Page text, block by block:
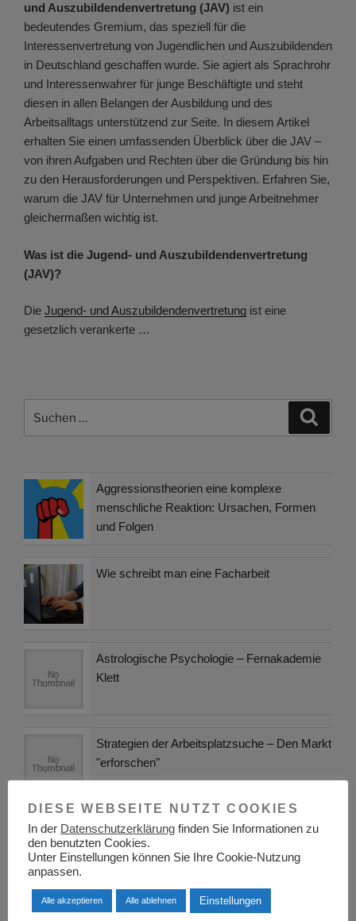
und Auszubildendenvertretung (JAV) ist ein
bedeutendes Gremium, das speziell für die
Interessenvertretung von Jugendlichen und Auszubildenden
in Deutschland geschaffen wurde. Sie agiert als Sprachrohr
und Interessenwahrer für junge Beschäftigte und steht
diesen in allen Belangen der Ausbildung und des
Arbeitsalltags unterstützend zur Seite. In diesem Artikel
erhalten Sie einen umfassenden Überblick über die JAV –
von ihren Aufgaben und Rechten über die Gründung bis hin
zu den Herausforderungen und Perspektiven. Erfahren Sie,
warum die JAV für Unternehmen und junge Arbeitnehmer
gleichermaßen wichtig ist.
Was ist die Jugend- und Auszubildendenvertretung
(JAV)?
Die Jugend- und Auszubildendenvertretung ist eine
gesetzlich verankerte …
nach:
Aggressionstheorien eine komplexe
menschliche Reaktion: Ursachen, Formen
und Folgen
Wie schreibt man eine Facharbeit
Astrologische Psychologie – Fernakademie
Klett
Strategien der Arbeitsplatzsuche – Den Markt
"erforschen"
Berufsunfähigkeitsversicherung –
Absicherung gegen Krankheit und Invalidität
Jugend- und Auszubildendenvertretung (JAV)
DIESE WEBSEITE NUTZT COOKIES
In der Datenschutzerklärung finden Sie Informationen zu
den benutzten Cookies.
Unter Einstellungen können Sie Ihre Cookie-Nutzung
anpassen.
Alle akzeptieren Alle ablehnen Einstellungen